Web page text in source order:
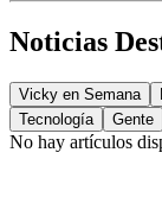
Noticias
Vicky en Semana
Tecnología
Gente
No hay artículos